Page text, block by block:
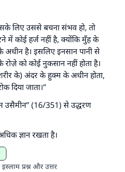
लिए उससे बचना संभव हो, तो
कोई हर्ज नहीं है, क्योंकि मुँह के
अधीन है। इसलिए इनसान पानी से
को कोई नुकसान नहीं होता है।
के) अंदर के हुक्म के अधीन होता,
दिया जाता।”
(16/351) से उद्धरण
ज्ञान रखता है।
प्रश्न और उत्तर